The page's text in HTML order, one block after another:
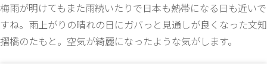
梅雨が明けてもまた雨続いたりで日本も熱帯になる日も近いで
すね。雨上がりの晴れの日にガバっと見通しが良くなった文知
摺橋のたもと。空気が綺麗になったような気がします。